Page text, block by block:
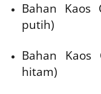
Bahan Kaos
putih)
Bahan Kaos
hitam)